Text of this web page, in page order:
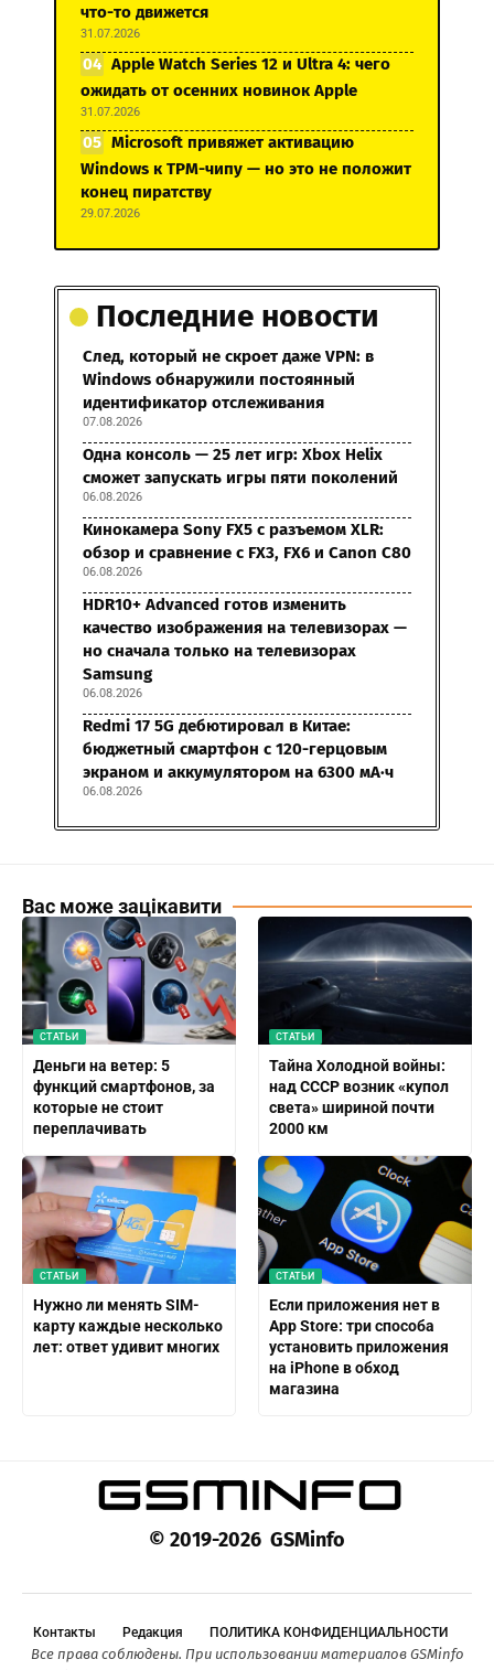
что-то движется
31.07.2026
Apple Watch Series 12 и Ultra 4: чего
ожидать от осенних новинок Apple
31.07.2026
Microsoft привяжет активацию
Windows к TPM-чипу — но это не положит
конец пиратству
29.07.2026
Последние новости
След, который не скроет даже VPN: в
Windows обнаружили постоянный
идентификатор отслеживания
07.08.2026
Одна консоль — 25 лет игр: Xbox Helix
сможет запускать игры пяти поколений
06.08.2026
Кинокамера Sony FX5 с разъемом XLR:
обзор и сравнение с FX3, FX6 и Canon C80
06.08.2026
HDR10+ Advanced готов изменить
качество изображения на телевизорах —
но сначала только на телевизорах
Samsung
06.08.2026
Redmi 17 5G дебютировал в Китае:
бюджетный смартфон с 120-герцовым
экраном и аккумулятором на 6300 мА·ч
06.08.2026
Вас може зацікавити
СТАТЬИ
Деньги на ветер: 5
функций смартфонов, за
которые не стоит
переплачивать
СТАТЬИ
Тайна Холодной войны:
над СССР возник «купол
света» шириной почти
2000 км
СТАТЬИ
Нужно ли менять SIM-
карту каждые несколько
лет: ответ удивит многих
СТАТЬИ
Если приложения нет в
App Store: три способа
установить приложения
на iPhone в обход
магазина
© 2019-2026 GSMinfo
Контакты Редакция ПОЛИТИКА КОНФИДЕНЦИАЛЬНОСТИ
Все права соблюдены. При использовании материалов GSMinfo